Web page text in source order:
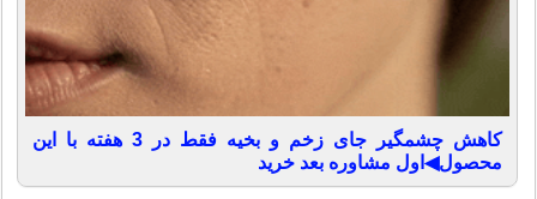
کاهش چشمگیر جای زخم و بخیه فقط در 3 هفته با این
محصول◀اول مشاوره بعد خرید